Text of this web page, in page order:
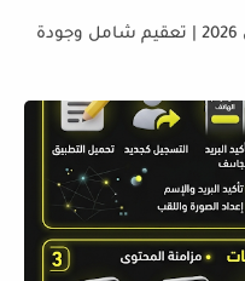
شركة تنظيف خزانات المياه بالرياض 2026 | تعقيم شامل وجودة